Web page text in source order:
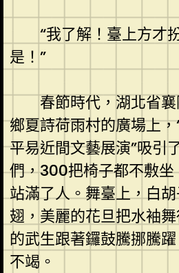
“我了解！臺上方才
是！”
春節時代，湖北省
鄉夏詩荷雨村的廣場上，
平易近間文藝展演”吸引
們，300把椅子都不敷
站滿了人。舞臺上，白
翅，美麗的花旦把水袖
的武生跟著鑼鼓騰挪騰
不竭。